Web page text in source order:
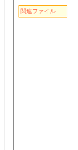
関連ファイル